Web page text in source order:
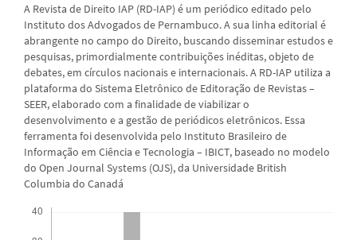
A Revista de Direito IAP (RD-IAP) é um periódico editado pelo
Instituto dos Advogados de Pernambuco. A sua linha editorial é
abrangente no campo do Direito, buscando disseminar estudos e
pesquisas, primordialmente contribuições inéditas, objeto de
debates, em círculos nacionais e internacionais. A RD-IAP utiliza a
plataforma do Sistema Eletrônico de Editoração de Revistas –
SEER, elaborado com a finalidade de viabilizar o
desenvolvimento e a gestão de periódicos eletrônicos. Essa
ferramenta foi desenvolvida pelo Instituto Brasileiro de
Informação em Ciência e Tecnologia – IBICT, baseado no modelo
do Open Journal Systems (OJS), da Universidade British
Columbia do Canadá